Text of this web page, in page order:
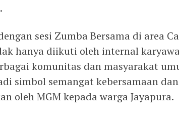
sesi Zumba Bersama di area
hanya diikuti oleh internal
komunitas dan masyarakat
simbol semangat kebersamaan
oleh MGM kepada warga Jayapura.